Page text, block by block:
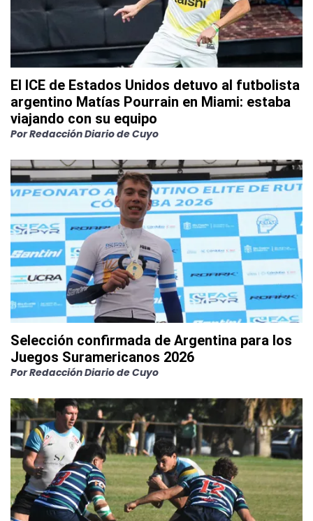
El ICE de Estados Unidos detuvo al futbolista
argentino Matías Pourrain en Miami: estaba
viajando con su equipo
PorRedacción Diario de Cuyo
Selección confirmada de Argentina para los
Juegos Suramericanos 2026
PorRedacción Diario de Cuyo